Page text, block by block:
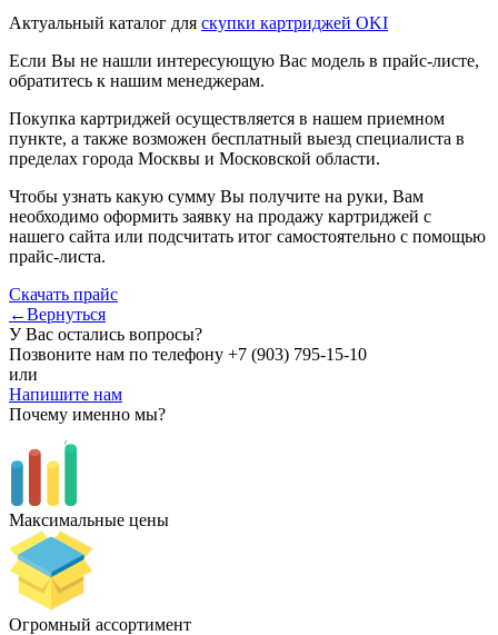
Актуальный каталог для скупки картриджей OKI
Если Вы не нашли интересующую Вас модель в прайс-листе,
обратитесь к нашим менеджерам.
Покупка картриджей осуществляется в нашем приемном
пункте, а также возможен бесплатный выезд специалиста в
пределах города Москвы и Московской области.
Чтобы узнать какую сумму Вы получите на руки, Вам
необходимо оформить заявку на продажу картриджей с
нашего сайта или подсчитать итог самостоятельно с помощью
прайс-листа.
Скачать прайс
←Вернуться
У Вас остались вопросы?
Позвоните нам по телефону +7 (903) 795-15-10
или
Напишите нам
Почему именно мы?
Максимальные цены
Огромный ассортимент